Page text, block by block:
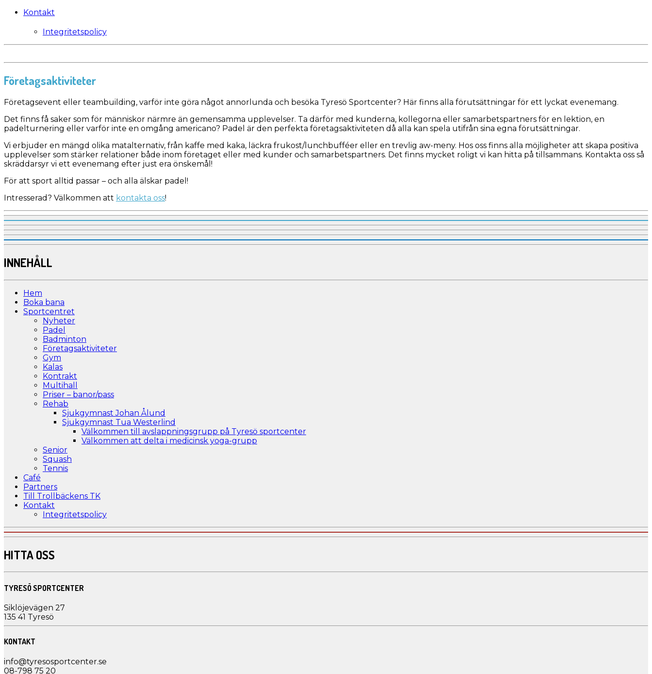
Kontakt
Integritetspolicy
Företagsaktiviteter
Företagsevent eller teambuilding, varför inte göra något annorlunda och besöka Tyresö Sportcenter? Här finns alla förutsättningar för ett lyckat evenemang.
Det finns få saker som för människor närmre än gemensamma upplevelser. Ta därför med kunderna, kollegorna eller samarbetspartners för en lektion, en
padelturnering eller varför inte en omgång americano? Padel är den perfekta företagsaktiviteten då alla kan spela utifrån sina egna förutsättningar.
Vi erbjuder en mängd olika matalternativ, från kaffe med kaka, läckra frukost/lunchbufféer eller en trevlig aw-meny. Hos oss finns alla möjligheter att skapa positiva
upplevelser som stärker relationer både inom företaget eller med kunder och samarbetspartners. Det finns mycket roligt vi kan hitta på tillsammans. Kontakta oss så
skräddarsyr vi ett evenemang efter just era önskemål!
För att sport alltid passar – och alla älskar padel!
Intresserad? Välkommen att kontakta oss!
INNEHÅLL
Hem
Boka bana
Sportcentret
Nyheter
Padel
Badminton
Företagsaktiviteter
Gym
Kalas
Kontrakt
Multihall
Priser – banor/pass
Rehab
Sjukgymnast Johan Ålund
Sjukgymnast Tua Westerlind
Välkommen till avslappningsgrupp på Tyresö sportcenter
Välkommen att delta i medicinsk yoga-grupp
Senior
Squash
Tennis
Café
Partners
Till Trollbäckens TK
Kontakt
Integritetspolicy
HITTA OSS
TYRESÖ SPORTCENTER
Siklöjevägen 27
135 41 Tyresö
KONTAKT
info@tyresosportcenter.se
08-798 75 20